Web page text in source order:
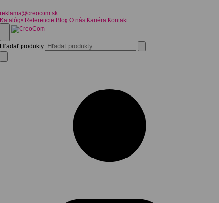
reklama@creocom.sk
Katalógy Referencie Blog O nás Kariéra Kontakt
Hľadať produkty